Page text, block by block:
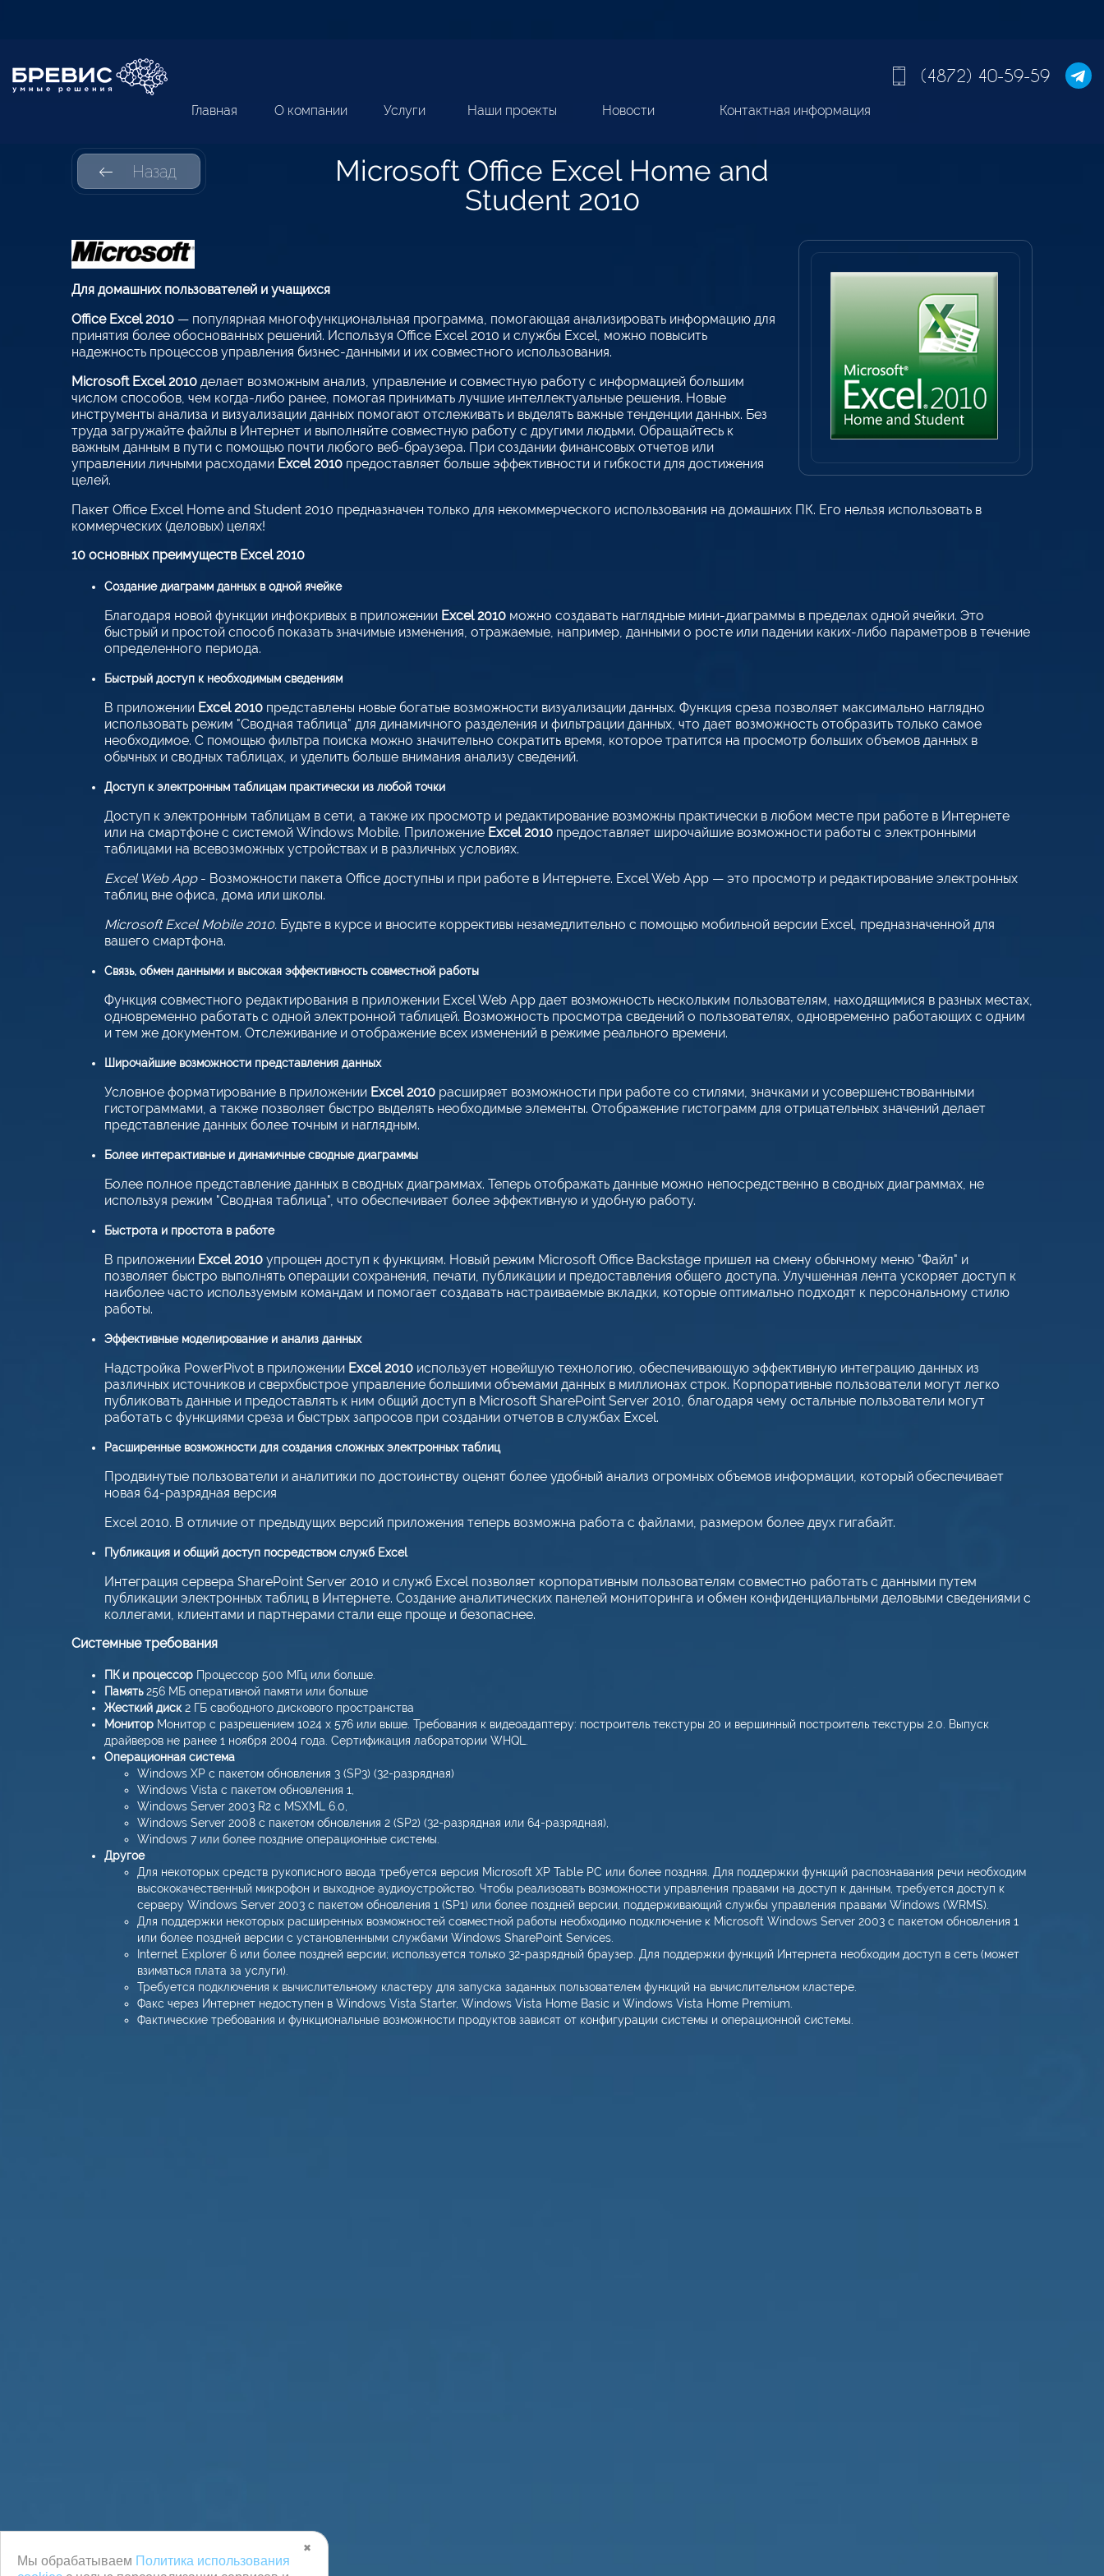
(4872) 40-59-59
Главная О компании Услуги Наши проекты Новости Контактная информация
Назад
Microsoft Office Excel Home and
Student 2010
Для домашних пользователей и учащихся
Office Excel 2010 — популярная многофункциональная программа, помогающая анализировать информацию для
принятия более обоснованных решений. Используя Office Excel 2010 и службы Excel, можно повысить
надежность процессов управления бизнес-данными и их совместного использования.
Microsoft Excel 2010 делает возможным анализ, управление и совместную работу с информацией большим
числом способов, чем когда-либо ранее, помогая принимать лучшие интеллектуальные решения. Новые
инструменты анализа и визуализации данных помогают отслеживать и выделять важные тенденции данных. Без
труда загружайте файлы в Интернет и выполняйте совместную работу с другими людьми. Обращайтесь к
важным данным в пути с помощью почти любого веб-браузера. При создании финансовых отчетов или
управлении личными расходами Excel 2010 предоставляет больше эффективности и гибкости для достижения
целей.
Пакет Office Excel Home and Student 2010 предназначен только для некоммерческого использования на домашних ПК. Его нельзя использовать в
коммерческих (деловых) целях!
10 основных преимуществ Excel 2010
Создание диаграмм данных в одной ячейке
Благодаря новой функции инфокривых в приложении Excel 2010 можно создавать наглядные мини-диаграммы в пределах одной ячейки. Это
быстрый и простой способ показать значимые изменения, отражаемые, например, данными о росте или падении каких-либо параметров в течение
определенного периода.
Быстрый доступ к необходимым сведениям
В приложении Excel 2010 представлены новые богатые возможности визуализации данных. Функция среза позволяет максимально наглядно
использовать режим "Сводная таблица" для динамичного разделения и фильтрации данных, что дает возможность отобразить только самое
необходимое. С помощью фильтра поиска можно значительно сократить время, которое тратится на просмотр больших объемов данных в
обычных и сводных таблицах, и уделить больше внимания анализу сведений.
Доступ к электронным таблицам практически из любой точки
Доступ к электронным таблицам в сети, а также их просмотр и редактирование возможны практически в любом месте при работе в Интернете
или на смартфоне с системой Windows Mobile. Приложение Excel 2010 предоставляет широчайшие возможности работы с электронными
таблицами на всевозможных устройствах и в различных условиях.
Excel Web App- Возможности пакета Office доступны и при работе в Интернете. Excel Web App — это просмотр и редактирование электронных
таблиц вне офиса, дома или школы.
Microsoft Excel Mobile 2010. Будьте в курсе и вносите коррективы незамедлительно с помощью мобильной версии Excel, предназначенной для
вашего смартфона.
Связь, обмен данными и высокая эффективность совместной работы
Функция совместного редактирования в приложении Excel Web App дает возможность нескольким пользователям, находящимися в разных местах,
одновременно работать с одной электронной таблицей. Возможность просмотра сведений о пользователях, одновременно работающих с одним
и тем же документом. Отслеживание и отображение всех изменений в режиме реального времени.
Широчайшие возможности представления данных
Условное форматирование в приложении Excel 2010 расширяет возможности при работе со стилями, значками и усовершенствованными
гистограммами, а также позволяет быстро выделять необходимые элементы. Отображение гистограмм для отрицательных значений делает
представление данных более точным и наглядным.
Более интерактивные и динамичные сводные диаграммы
Более полное представление данных в сводных диаграммах. Теперь отображать данные можно непосредственно в сводных диаграммах, не
используя режим "Сводная таблица", что обеспечивает более эффективную и удобную работу.
Быстрота и простота в работе
В приложении Excel 2010 упрощен доступ к функциям. Новый режим Microsoft Office Backstage пришел на смену обычному меню "Файл" и
позволяет быстро выполнять операции сохранения, печати, публикации и предоставления общего доступа. Улучшенная лента ускоряет доступ к
наиболее часто используемым командам и помогает создавать настраиваемые вкладки, которые оптимально подходят к персональному стилю
работы.
Эффективные моделирование и анализ данных
Надстройка PowerPivot в приложении Excel 2010 использует новейшую технологию, обеспечивающую эффективную интеграцию данных из
различных источников и сверхбыстрое управление большими объемами данных в миллионах строк. Корпоративные пользователи могут легко
публиковать данные и предоставлять к ним общий доступ в Microsoft SharePoint Server 2010, благодаря чему остальные пользователи могут
работать с функциями среза и быстрых запросов при создании отчетов в службах Excel.
Расширенные возможности для создания сложных электронных таблиц
Продвинутые пользователи и аналитики по достоинству оценят более удобный анализ огромных объемов информации, который обеспечивает
новая 64-разрядная версия
Excel 2010. В отличие от предыдущих версий приложения теперь возможна работа с файлами, размером более двух гигабайт.
Публикация и общий доступ посредством служб Excel
Интеграция сервера SharePoint Server 2010 и служб Excel позволяет корпоративным пользователям совместно работать с данными путем
публикации электронных таблиц в Интернете. Создание аналитических панелей мониторинга и обмен конфиденциальными деловыми сведениями с
коллегами, клиентами и партнерами стали еще проще и безопаснее.
Системные требования
ПК и процессор Процессор 500 МГц или больше.
Память256 МБ оперативной памяти или больше
Жесткий диск 2 ГБ свободного дискового пространства
Монитор Монитор с разрешением 1024 х 576 или выше. Требования к видеоадаптеру: построитель текстуры 20 и вершинный построитель текстуры 2.0. Выпуск
драйверов не ранее 1 ноября 2004 года. Сертификация лаборатории WHQL.
Операционная система
Windows XP с пакетом обновления 3 (SP3) (32-разрядная)
Windows Vista с пакетом обновления 1,
Windows Server 2003 R2 с MSXML 6.0,
Windows Server 2008 с пакетом обновления 2 (SP2) (32-разрядная или 64-разрядная),
Windows 7 или более поздние операционные системы.
Другое
Для некоторых средств рукописного ввода требуется версия Microsoft XP Table PC или более поздняя. Для поддержки функций распознавания речи необходим
высококачественный микрофон и выходное аудиоустройство. Чтобы реализовать возможности управления правами на доступ к данным, требуется доступ к
серверу Windows Server 2003 с пакетом обновления 1 (SP1) или более поздней версии, поддерживающий службы управления правами Windows (WRMS).
Для поддержки некоторых расширенных возможностей совместной работы необходимо подключение к Microsoft Windows Server 2003 с пакетом обновления 1
или более поздней версии с установленными службами Windows SharePoint Services.
Internet Explorer 6 или более поздней версии; используется только 32-разрядный браузер. Для поддержки функций Интернета необходим доступ в сеть (может
взиматься плата за услуги).
Требуется подключения к вычислительному кластеру для запуска заданных пользователем функций на вычислительном кластере.
Факс через Интернет недоступен в Windows Vista Starter, Windows Vista Home Basic и Windows Vista Home Premium.
Фактические требования и функциональные возможности продуктов зависят от конфигурации системы и операционной системы.
✖
Мы обрабатываем Политика использования